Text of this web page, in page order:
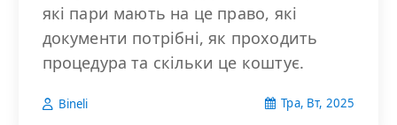
які пари мають на це право, які
документи потрібні, як проходить
процедура та скільки це коштує.
Bineli Тра, Вт, 2025